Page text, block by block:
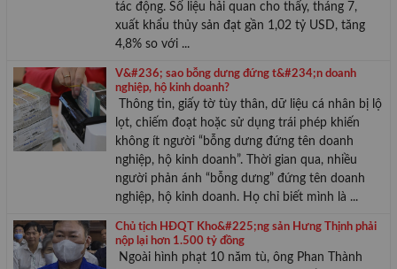
tác động. Số liệu hải quan cho thấy, tháng 7,
xuất khẩu thủy sản đạt gần 1,02 tỷ USD, tăng
4,8% so với ...
V&#236; sao bỗng dưng đứng t&#234;n doanh
nghiệp, hộ kinh doanh?
Thông tin, giấy tờ tùy thân, dữ liệu cá nhân bị lộ
lọt, chiếm đoạt hoặc sử dụng trái phép khiến
không ít người “bỗng dưng đứng tên doanh
nghiệp, hộ kinh doanh”. Thời gian qua, nhiều
người phản ánh “bỗng dưng” đứng tên doanh
nghiệp, hộ kinh doanh. Họ chỉ biết mình là ...
Chủ tịch HĐQT Kho&#225;ng sản Hưng Thịnh phải
nộp lại hơn 1.500 tỷ đồng
Ngoài hình phạt 10 năm tù, ông Phan Thành